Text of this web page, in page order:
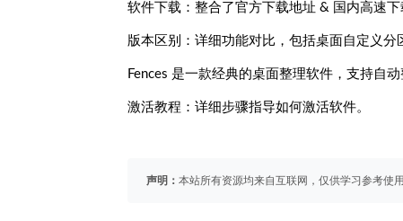
软件下载：整合了官方下载地址 & 国内高速下
版本区别：详细功能对比，包括桌面自定义分
Fences 是一款经典的桌面整理软件，支持自
激活教程：详细步骤指导如何激活软件。
声明： 本站所有资源均来自互联网，仅供学习参考使